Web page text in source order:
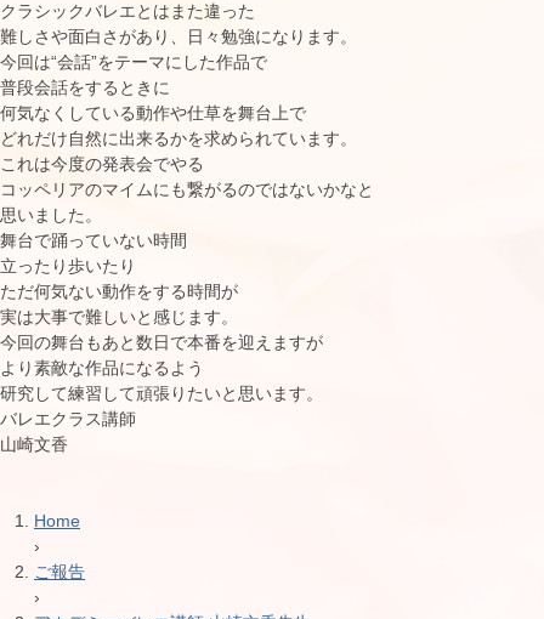
クラシックバレエとはまた違った
難しさや面白さがあり、日々勉強になります。
今回は“会話”をテーマにした作品で
普段会話をするときに
何気なくしている動作や仕草を舞台上で
どれだけ自然に出来るかを求められています。
これは今度の発表会でやる
コッペリアのマイムにも繋がるのではないかなと
思いました。
舞台で踊っていない時間
立ったり歩いたり
ただ何気ない動作をする時間が
実は大事で難しいと感じます。
今回の舞台もあと数日で本番を迎えますが
より素敵な作品になるよう
研究して練習して頑張りたいと思います。
バレエクラス講師
山崎文香
Home
›
ご報告
›